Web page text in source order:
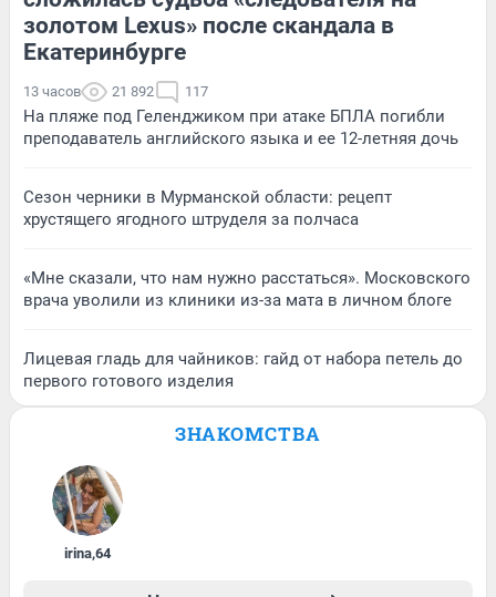
золотом Lexus» после скандала в
Екатеринбурге
13 часов 21 892 117
На пляже под Геленджиком при атаке БПЛА погибли
преподаватель английского языка и ее 12-летняя дочь
Сезон черники в Мурманской области: рецепт
хрустящего ягодного штруделя за полчаса
«Мне сказали, что нам нужно расстаться». Московского
врача уволили из клиники из-за мата в личном блоге
Лицевая гладь для чайников: гайд от набора петель до
первого готового изделия
ЗНАКОМСТВА
irina,64